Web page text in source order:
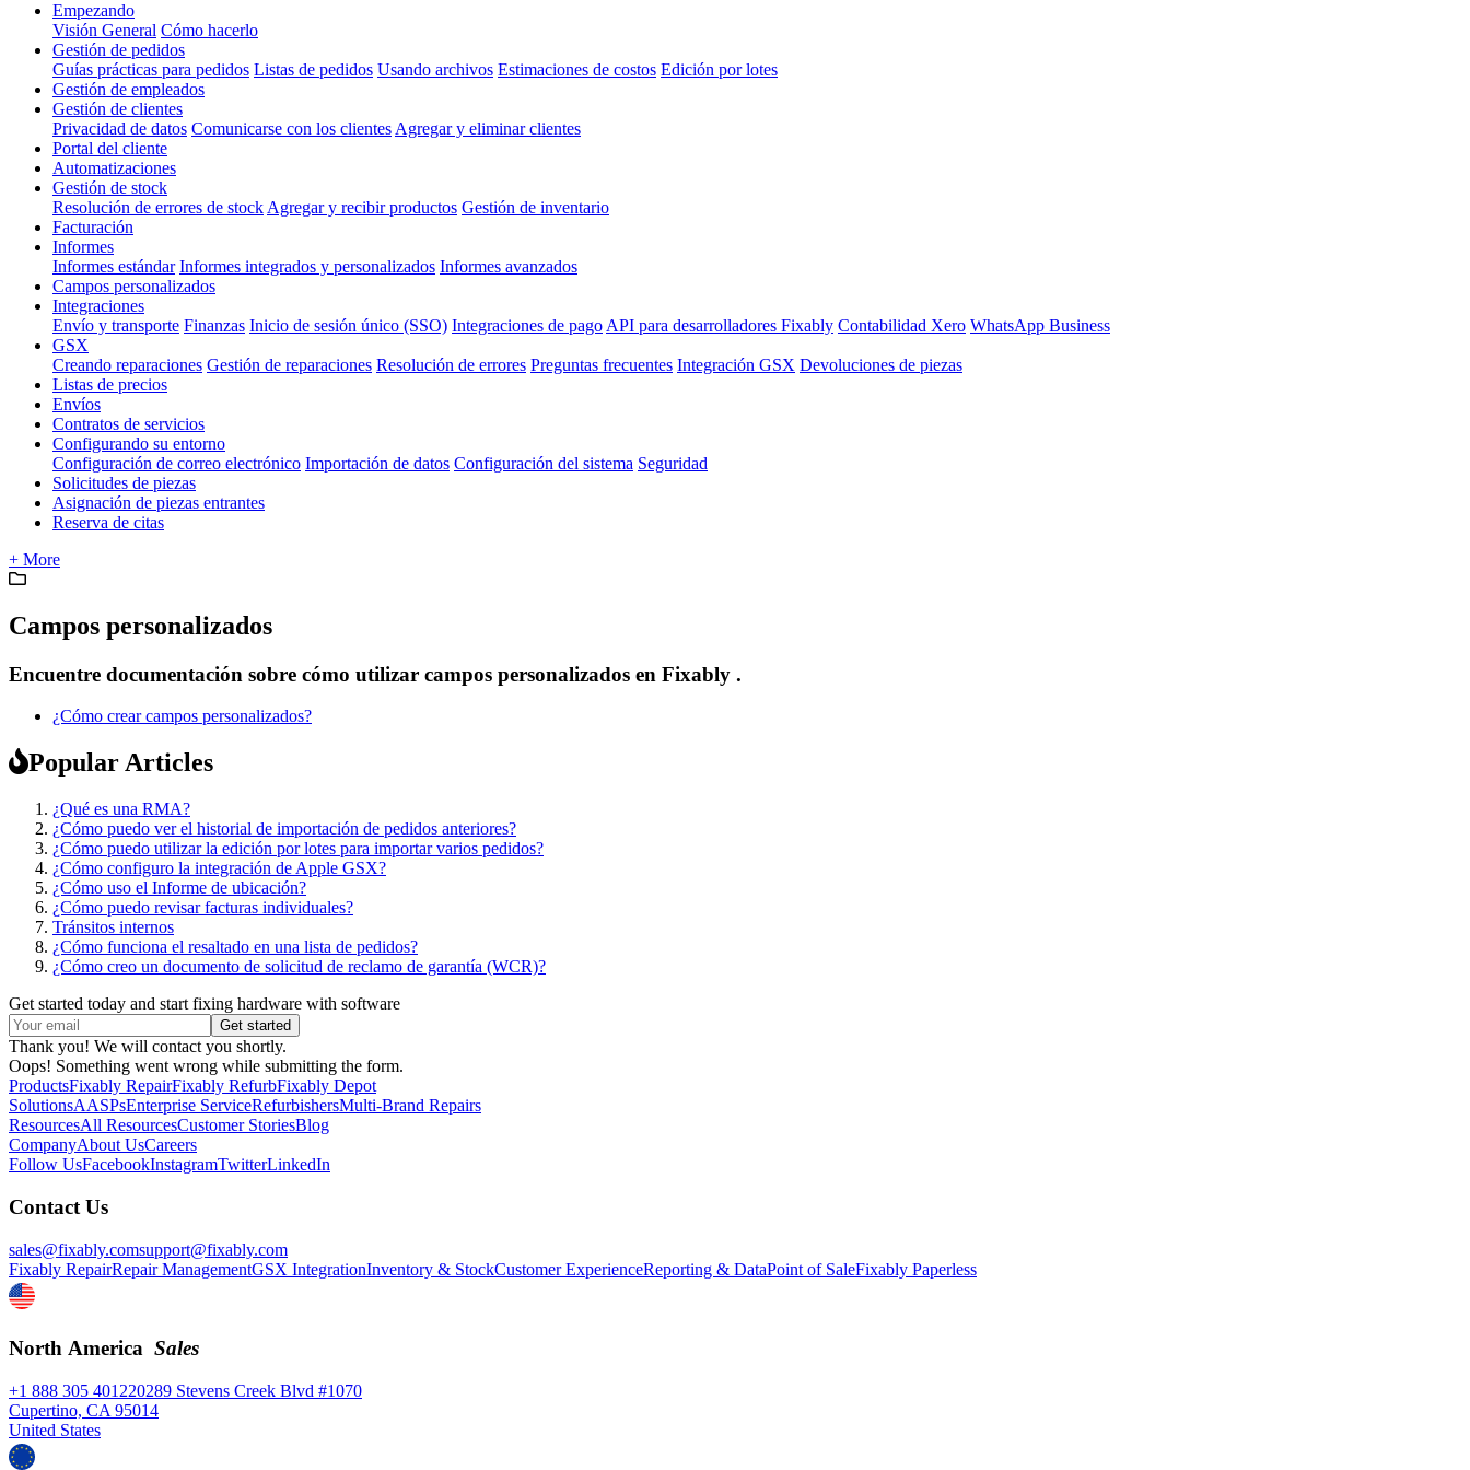
Empezando
Visión General Cómo hacerlo
Gestión de pedidos
Guías prácticas para pedidos Listas de pedidos Usando archivos Estimaciones de costos Edición por lotes
Gestión de empleados
Gestión de clientes
Privacidad de datos Comunicarse con los clientes Agregar y eliminar clientes
Portal del cliente
Automatizaciones
Gestión de stock
Resolución de errores de stock Agregar y recibir productos Gestión de inventario
Facturación
Informes
Informes estándar Informes integrados y personalizados Informes avanzados
Campos personalizados
Integraciones
Envío y transporte Finanzas Inicio de sesión único (SSO) Integraciones de pago API para desarrolladores Fixably Contabilidad Xero WhatsApp Business
GSX
Creando reparaciones Gestión de reparaciones Resolución de errores Preguntas frecuentes Integración GSX Devoluciones de piezas
Listas de precios
Envíos
Contratos de servicios
Configurando su entorno
Configuración de correo electrónico Importación de datos Configuración del sistema Seguridad
Solicitudes de piezas
Asignación de piezas entrantes
Reserva de citas
+ More
Campos personalizados
Encuentre documentación sobre cómo utilizar campos personalizados en Fixably .
¿Cómo crear campos personalizados?
Popular Articles
¿Qué es una RMA?
¿Cómo puedo ver el historial de importación de pedidos anteriores?
¿Cómo puedo utilizar la edición por lotes para importar varios pedidos?
¿Cómo configuro la integración de Apple GSX?
¿Cómo uso el Informe de ubicación?
¿Cómo puedo revisar facturas individuales?
Tránsitos internos
¿Cómo funciona el resaltado en una lista de pedidos?
¿Cómo creo un documento de solicitud de reclamo de garantía (WCR)?
Get started today and start fixing hardware with software
Thank you! We will contact you shortly.
Oops! Something went wrong while submitting the form.
ProductsFixably RepairFixably RefurbFixably Depot
SolutionsAASPsEnterprise ServiceRefurbishersMulti-Brand Repairs
ResourcesAll ResourcesCustomer StoriesBlog
CompanyAbout UsCareers
Follow UsFacebookInstagramTwitterLinkedIn
Contact Us
sales@fixably.comsupport@fixably.com
Fixably RepairRepair ManagementGSX IntegrationInventory & StockCustomer ExperienceReporting & DataPoint of SaleFixably Paperless
North America Sales
+1 888 305 401220289 Stevens Creek Blvd #1070
Cupertino, CA 95014
United States